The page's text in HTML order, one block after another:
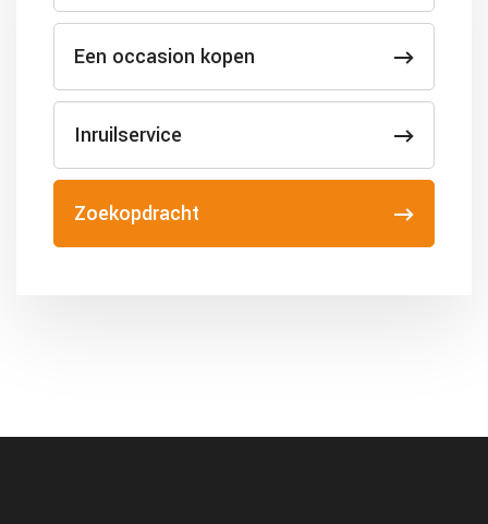
Een occasion kopen
Inruilservice
Zoekopdracht